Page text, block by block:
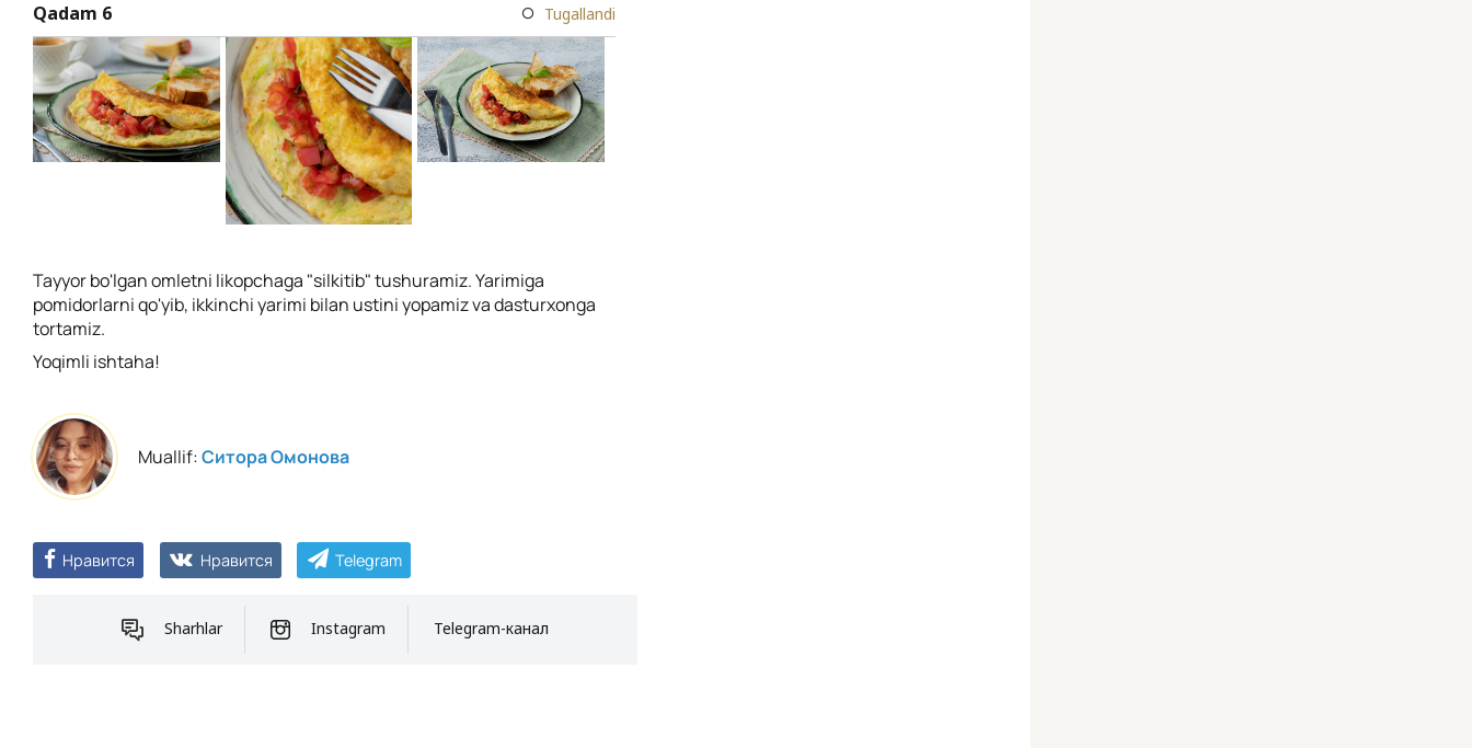
Qadam 6 Tugallandi
Tayyor bo'lgan omletni likopchaga "silkitib" tushuramiz. Yarimiga
pomidorlarni qo'yib, ikkinchi yarimi bilan ustini yopamiz va dasturxonga
tortamiz.
Yoqimli ishtaha!
Muallif:Ситора Омонова
Нравится Нравится Telegram
Sharhlar Instagram Telegram-канал